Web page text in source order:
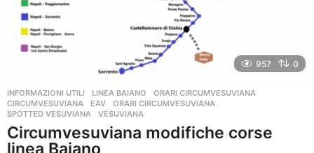
957 0
INFORMAZIONI UTILI ,LINEA BAIANO ,ORARI CIRCUMVESUVIANA
CIRCUMVESUVIANA
,EAV ,ORARI CIRCUMVESUVIANA
SPOTTED VESUVIANA
,VESUVIANA
Circumvesuviana modifiche corse
linea Baiano